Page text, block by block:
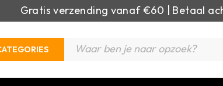
Gratis verzending vanaf €60 | Betaal